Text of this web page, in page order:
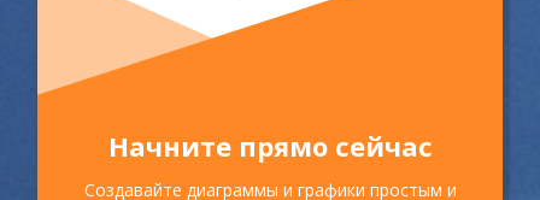
Начните прямо сейчас
Создавайте диаграммы и графики простым и